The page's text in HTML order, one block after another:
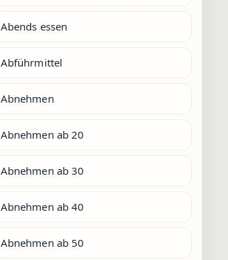
Abends essen
Abführmittel
Abnehmen
Abnehmen ab 20
Abnehmen ab 30
Abnehmen ab 40
Abnehmen ab 50